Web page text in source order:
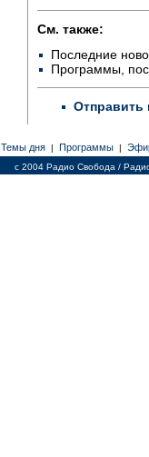
См. также:
Последние
Программы,
Отправить
Темы дня | Программы |
c 2004 Радио Свобода /